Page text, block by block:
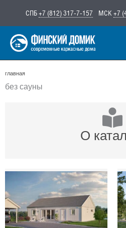
содержимому
СПБ+7 (812) 317-7-157 МСК +7
главная
без сауны
О